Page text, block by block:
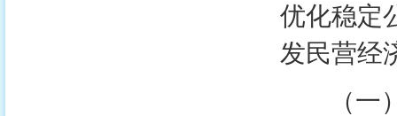
优化稳定
发民营经
（一）